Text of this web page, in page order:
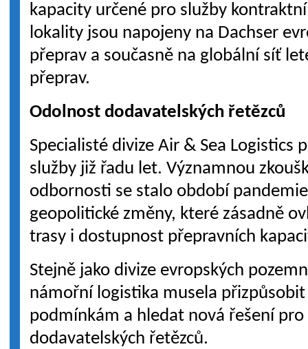
kapacity určené pro služby
lokality jsou napojeny na Dachser
přeprav a současně na globální síť
přeprav.
Odolnost dodavatelských řetězců
Specialisté divize Air & Sea Logistics
služby již řadu let. Významnou
odbornosti se stalo období
geopolitické změny, které zásadně
trasy i dostupnost přepravních
Stejně jako divize evropských
námořní logistika musela
podmínkám a hledat nová řešení
dodavatelských řetězců.